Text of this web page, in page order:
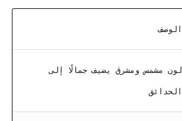
الوصف
لون مشمس ومشرق يضيف جمالًا إلى
الحدائق